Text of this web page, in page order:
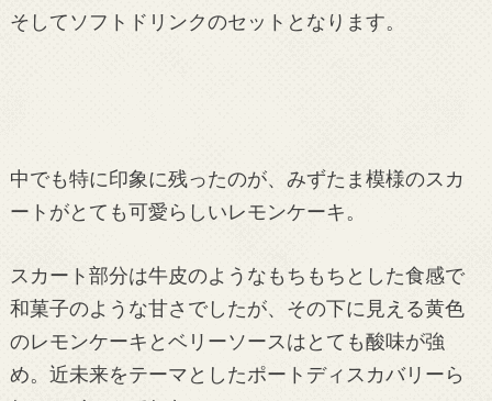
そしてソフトドリンクのセットとなります。
中でも特に印象に残ったのが、みずたま模様のスカ
ートがとても可愛らしいレモンケーキ。
スカート部分は牛皮のようなもちもちとした食感で
和菓子のような甘さでしたが、その下に見える黄色
のレモンケーキとベリーソースはとても酸味が強
め。近未来をテーマとしたポートディスカバリーら